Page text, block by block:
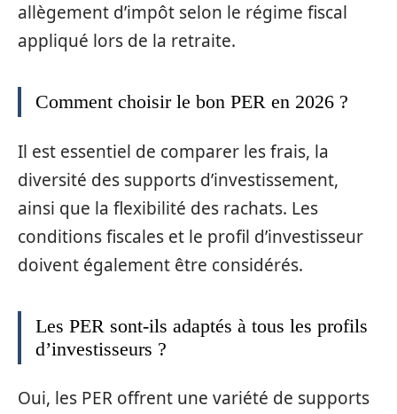
allègement d’impôt selon le régime fiscal
appliqué lors de la retraite.
Comment choisir le bon PER en 2026 ?
Il est essentiel de comparer les frais, la
diversité des supports d’investissement,
ainsi que la flexibilité des rachats. Les
conditions fiscales et le profil d’investisseur
doivent également être considérés.
Les PER sont-ils adaptés à tous les profils
d’investisseurs ?
Oui, les PER offrent une variété de supports